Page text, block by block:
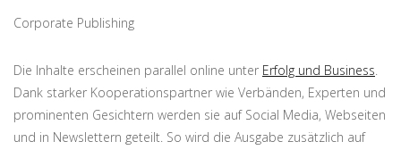
Corporate Publishing
Die Inhalte erscheinen parallel online unter Erfolg und Business.
Dank starker Kooperationspartner wie Verbänden, Experten und
prominenten Gesichtern werden sie auf Social Media, Webseiten
und in Newslettern geteilt. So wird die Ausgabe zusätzlich auf